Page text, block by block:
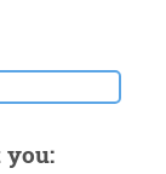
you: